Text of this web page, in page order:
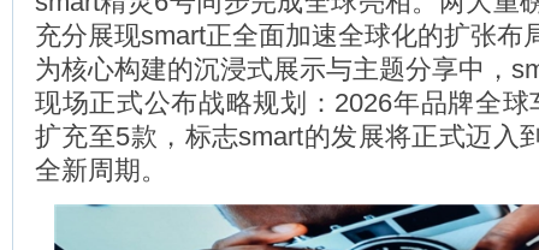
充分展现smart正全面加速全球化的扩张布
为核心构建的沉浸式展示与主题分享中，
现场正式公布战略规划：2026年品牌全
扩充至5款，标志smart的发展将正式迈入
全新周期。